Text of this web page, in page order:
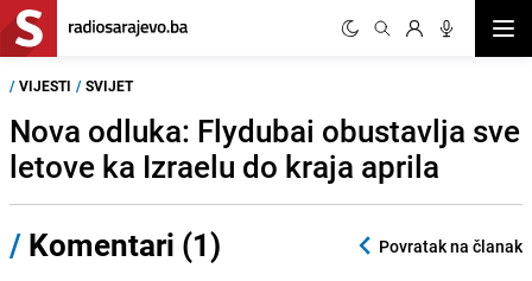
/ VIJESTI / SVIJET
Nova odluka: Flydubai obustavlja sve
letove ka Izraelu do kraja aprila
/ Komentari (1) Povratak na članak